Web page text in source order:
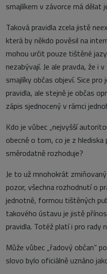
smajlíkem v závorce má dělat
Taková pravidla zcela jistě
která by někdo pověsil na
mohou určit pouze tištěné
nezabývají. Je ale pravda, že i
smajlíky občas objeví. Sice pro
pravidla, ale stejně je občas
zápis sjednocený v rámci
Kdo je vůbec „nejvyšší
obecně o tom, co je z
směrodatně rozhoduje?
Je to už mnohokrát
pozor, všechna rozhodnutí o
jednotně, formou tištěných
takového ústavu je jistě
pravidla. Totéž platí i pro rady
Může vůbec „řadový občan“
slovo bylo oficiálně uznáno